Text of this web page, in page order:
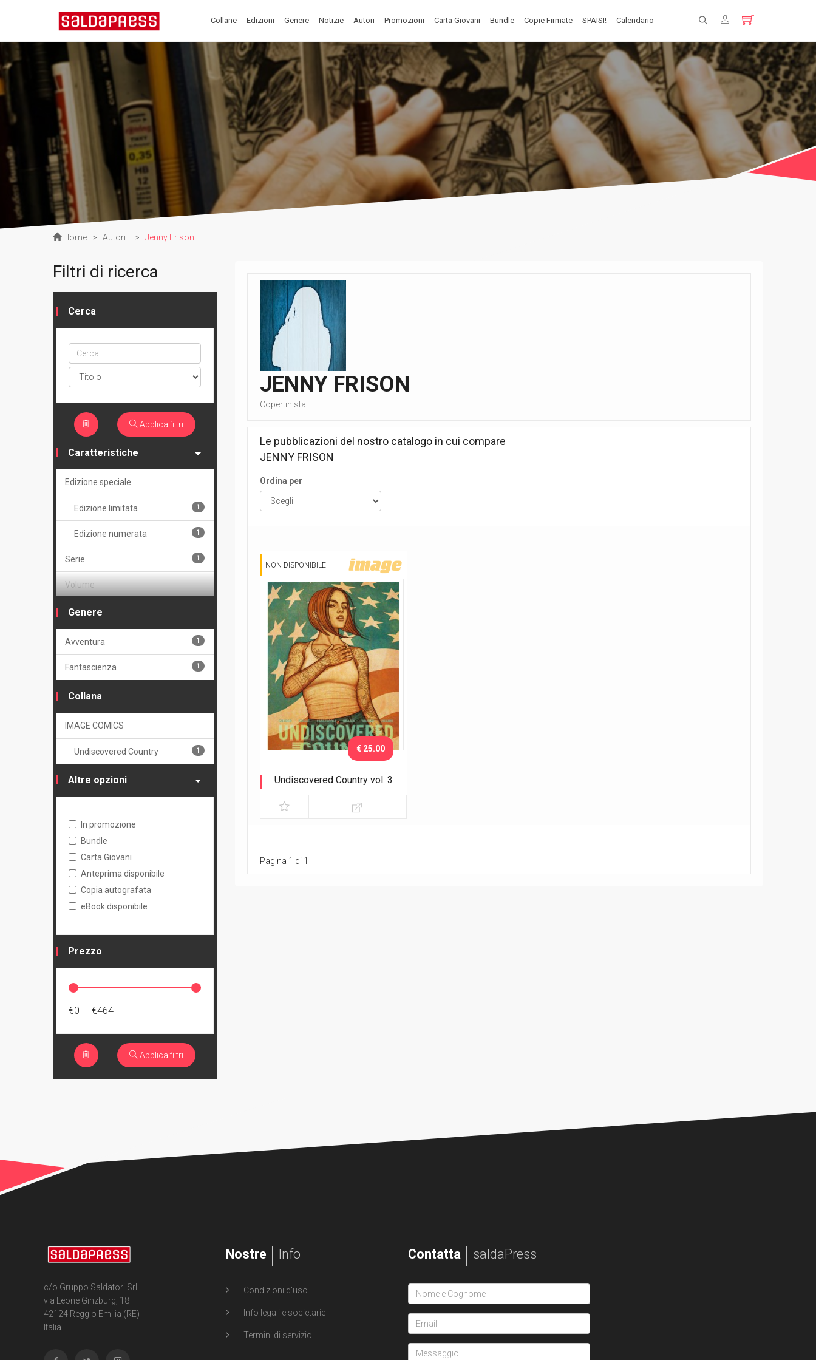
Collane Edizioni Genere Notizie Autori Promozioni Carta Giovani Bundle Copie Firmate SPAISI! Calendario
Registrati
Home > Autori > Jenny Frison
JENNY FRISON
Copertinista
Le pubblicazioni del nostro catalogo in cui compare
JENNY FRISON
Ordina per
NON DISPONIBILE
Undiscovered Country vol. 3
€ 25.00
Pagina 1 di 1
Filtri di ricerca
Cerca
Cerca
ptype
Applica filtri
Caratteristiche
Edizione speciale
Edizione limitata 1
Edizione numerata 1
Serie 1
Volume
Cartonato variant numerato
Genere
Avventura 1
Fantascienza 1
Collana
IMAGE COMICS
Undiscovered Country 1
Altre opzioni
In promozione
Bundle
Carta Giovani
Anteprima disponibile
Copia autografata
eBook disponibile
Prezzo
€0 — €464
Applica filtri
c/o Gruppo Saldatori Srl
via Leone Ginzburg, 18
42124 Reggio Emilia (RE)
Italia
Nostre Info
Condizioni d'uso
Info legali e societarie
Termini di servizio
Contatta saldaPress